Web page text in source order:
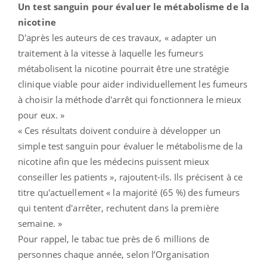
Un test sanguin pour évaluer le métabolisme de la
nicotine
D'après les auteurs de ces travaux, « adapter un
traitement à la vitesse à laquelle les fumeurs
métabolisent la nicotine pourrait être une stratégie
clinique viable pour aider individuellement les fumeurs
à choisir la méthode d'arrêt qui fonctionnera le mieux
pour eux. »
« Ces résultats doivent conduire à développer un
simple test sanguin pour évaluer le métabolisme de la
nicotine afin que les médecins puissent mieux
conseiller les patients », rajoutent-ils. Ils précisent à ce
titre qu'actuellement « la majorité (65 %) des fumeurs
qui tentent d'arrêter, rechutent dans la première
semaine. »
Pour rappel, le tabac tue près de 6 millions de
personnes chaque année, selon l’Organisation